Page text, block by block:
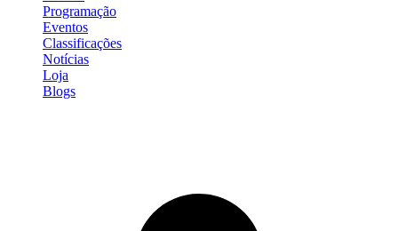
Programação
Eventos
Classificações
Notícias
Loja
Blogs